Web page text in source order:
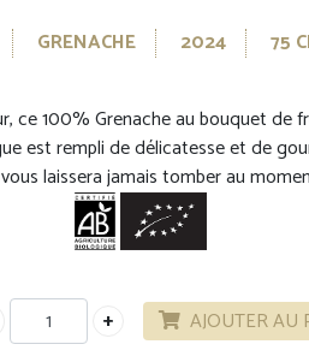
GRENACHE 2024 75
ce 100% Grenache au bouquet de
est rempli de délicatesse et de
laissera jamais tomber au
AJOUTER AU